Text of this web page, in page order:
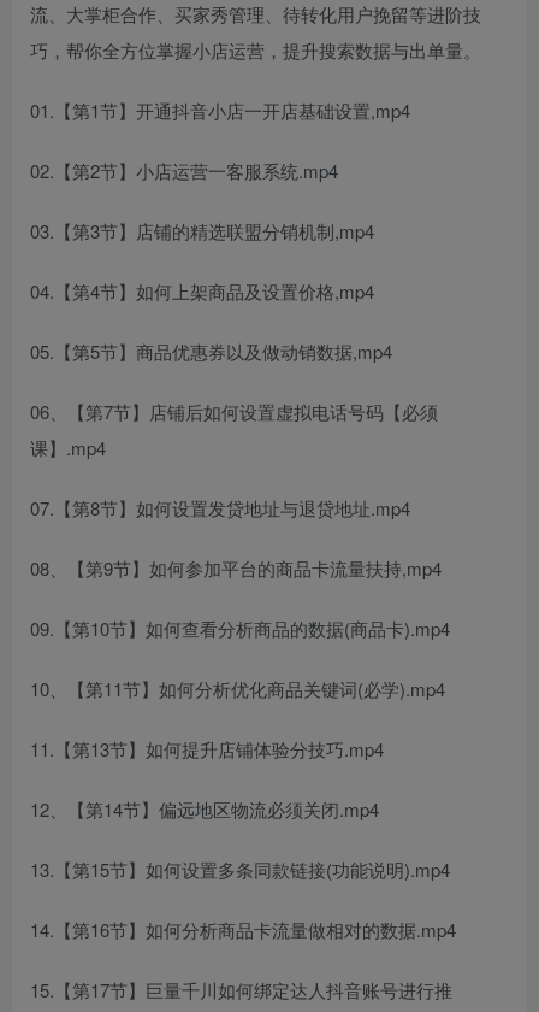
流、大掌柜合作、买家秀管理、待转化用户挽留等进阶技
巧，帮你全方位掌握小店运营，提升搜索数据与出单量。
01.【第1节】开通抖音小店一开店基础设置,mp4
02.【第2节】小店运营一客服系统.mp4
03.【第3节】店铺的精选联盟分销机制,mp4
04.【第4节】如何上架商品及设置价格,mp4
05.【第5节】商品优惠券以及做动销数据,mp4
06、【第7节】店铺后如何设置虚拟电话号码【必须
课】.mp4
07.【第8节】如何设置发贷地址与退贷地址.mp4
08、【第9节】如何参加平台的商品卡流量扶持,mp4
09.【第10节】如何查看分析商品的数据(商品卡).mp4
10、【第11节】如何分析优化商品关键词(必学).mp4
11.【第13节】如何提升店铺体验分技巧.mp4
12、【第14节】偏远地区物流必须关闭.mp4
13.【第15节】如何设置多条同款链接(功能说明).mp4
14.【第16节】如何分析商品卡流量做相对的数据.mp4
15.【第17节】巨量千川如何绑定达人抖音账号进行推